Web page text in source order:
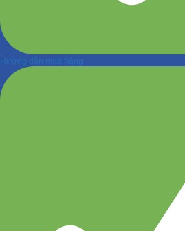
Hướng dẫn mua hàng